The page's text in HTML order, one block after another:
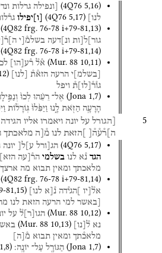
(4Q76 5,16) [ונפילה גרלות
לנו]
(4Q76 5,17) ו יפילו
(4Q82 frg. 76-78 i+79-81,13)
גור]ל[ות ונ]דעה בשלמ֯[י
(4Q82 frg. 76-78 i+79-81,14)
(Mur. 88 10,11) א֯ל֯ ר֯ע הו
בשלמ י הרעה הזא֯ת֯ לנו )
גו֯ר֯ לו ת֯ ויפל
(Jona 1,7) אֶל־ רֵעֵ֗הוּ לְכוּ֙
הָרָעָ֥ה הַזֹּ֖את לָ֑נוּ וַיַּפִּ֙לוּ֙ גּֽוֹרָל֔וֹת
5 [הגורל על יונה ויאמרו אליו הגידה
ה]ר֯ע֯ה֯[
]הזאת לנו מ֯[ה מלאכתך
(4Q76 5,17) הג[ורל ע]ל[ יונה
הגד נ֯א לנו בשלמי הר֯[עה
מלאכתך ומאין תבוא מה ארצך
(4Q82 frg. 76-78 i+79-81,14)
אל֯[יו
]הגי֯דה נ֯[א לנו] 81,15)
[באשר למי הרעה הזאת לנו
(Mur. 88 10,12) הגו ר ל֯ על
נא ל֯ נו (Mur. 88 10,13)
מלאכ֯תך ומאין תבוא מ֯ ה
(Jona 1,7) הַגּוֹרָ֖ל עַל־ יוֹנָֽה׃ 1,8)